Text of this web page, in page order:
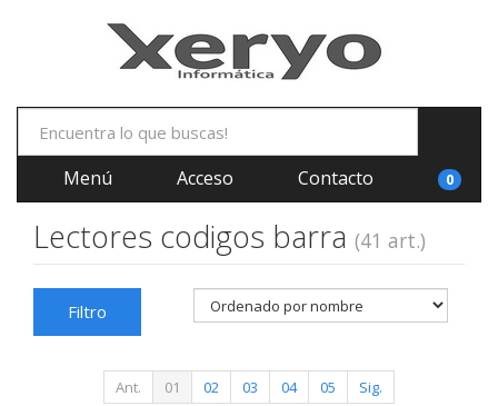
Menú Acceso Contacto 0
Lectores codigos barra (41 art.)
Filtro
Ant. 01 02 03 04 05 Sig.